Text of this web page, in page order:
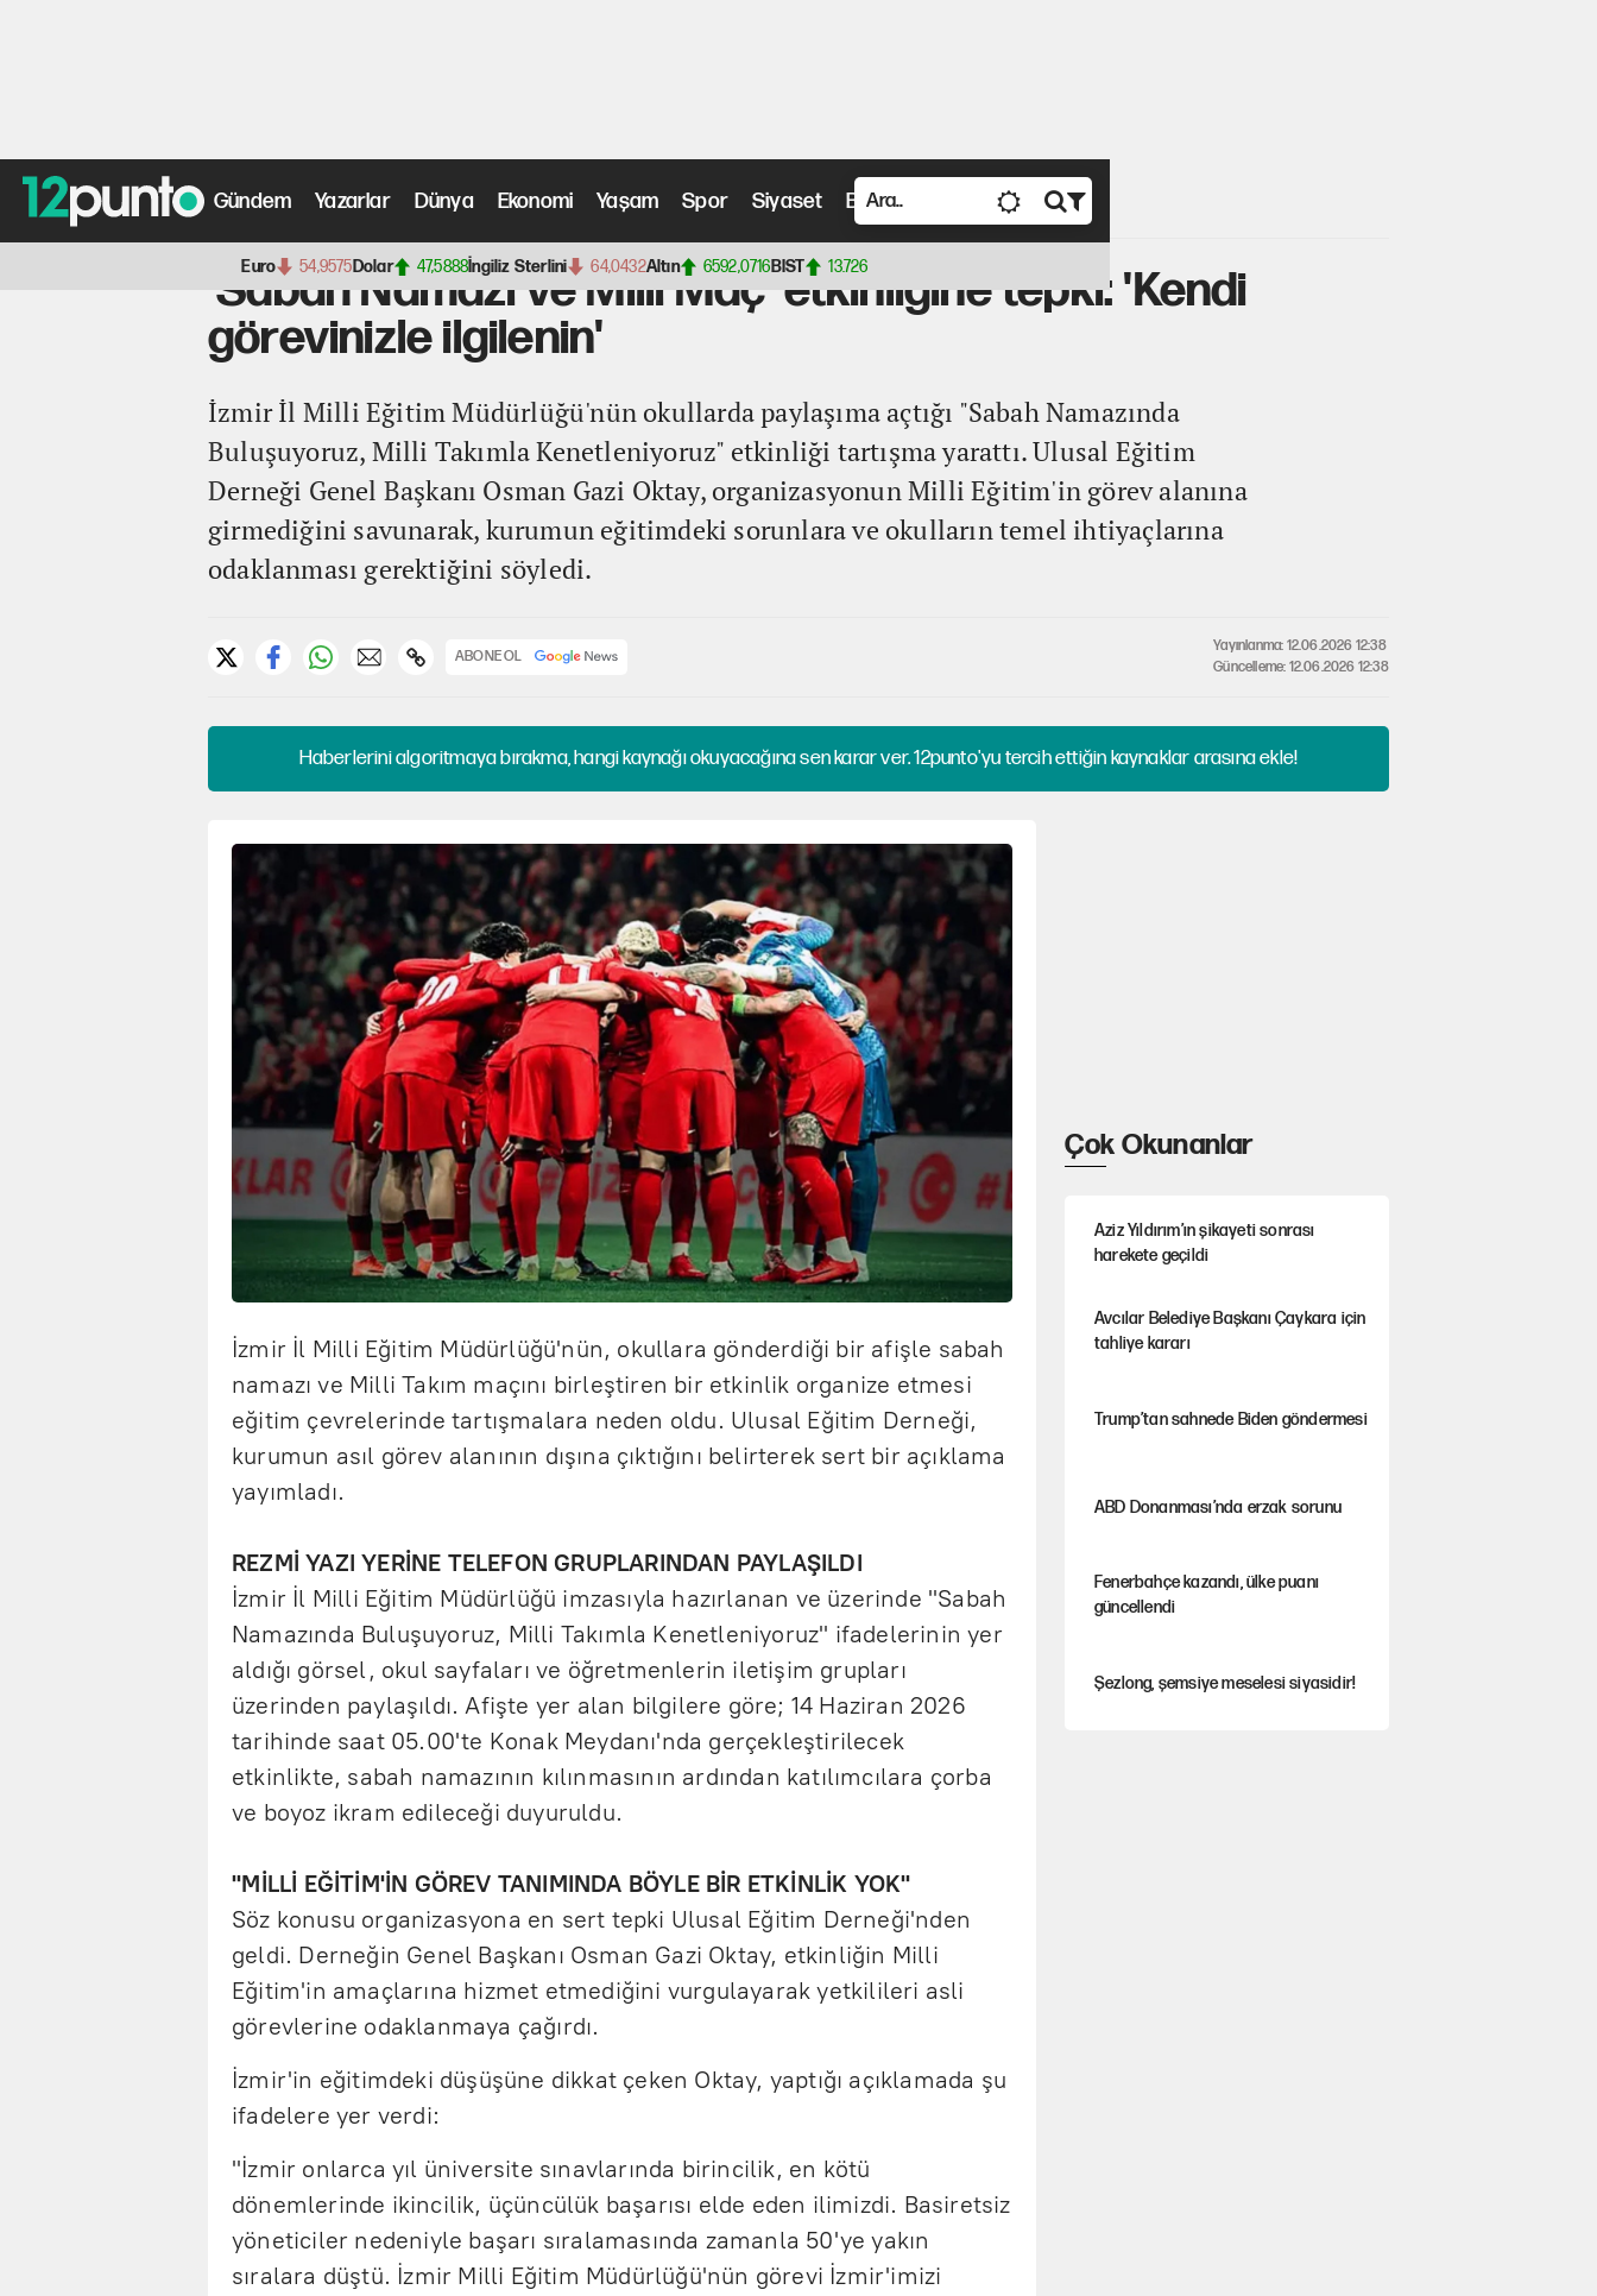
Gündem Yazarlar Dünya Ekonomi Yaşam Spor Siyaset Bilim ve Teknoloji Video
Euro 54,9575Dolar 47,5888İngiliz Sterlini 64,0432Altın 6592,0716BIST 13.726
Anasayfa>Gündem Haberleri> 'Sabah Namazı ve Milli Maç' etkinliğine tepki: 'Kendi görevinizle ilgilenin'
'Sabah Namazı ve Milli Maç' etkinliğine tepki: 'Kendi
görevinizle ilgilenin'
İzmir İl Milli Eğitim Müdürlüğü'nün okullarda paylaşıma açtığı "Sabah Namazında
Buluşuyoruz, Milli Takımla Kenetleniyoruz" etkinliği tartışma yarattı. Ulusal Eğitim
Derneği Genel Başkanı Osman Gazi Oktay, organizasyonun Milli Eğitim'in görev alanına
girmediğini savunarak, kurumun eğitimdeki sorunlara ve okulların temel ihtiyaçlarına
odaklanması gerektiğini söyledi.
ABONE OL
Yayınlanma: 12.06.2026 12:38
Güncelleme: 12.06.2026 12:38
Haberlerini algoritmaya bırakma, hangi kaynağı okuyacağına sen karar ver. 12punto'yu tercih ettiğin kaynaklar arasına ekle!
İzmir İl Milli Eğitim Müdürlüğü'nün, okullara gönderdiği bir afişle sabah
namazı ve Milli Takım maçını birleştiren bir etkinlik organize etmesi
eğitim çevrelerinde tartışmalara neden oldu. Ulusal Eğitim Derneği,
kurumun asıl görev alanının dışına çıktığını belirterek sert bir açıklama
yayımladı.
REZMİ YAZI YERİNE TELEFON GRUPLARINDAN PAYLAŞILDI
İzmir İl Milli Eğitim Müdürlüğü imzasıyla hazırlanan ve üzerinde "Sabah
Namazında Buluşuyoruz, Milli Takımla Kenetleniyoruz" ifadelerinin yer
aldığı görsel, okul sayfaları ve öğretmenlerin iletişim grupları
üzerinden paylaşıldı. Afişte yer alan bilgilere göre; 14 Haziran 2026
tarihinde saat 05.00'te Konak Meydanı'nda gerçekleştirilecek
etkinlikte, sabah namazının kılınmasının ardından katılımcılara çorba
ve boyoz ikram edileceği duyuruldu.
''MİLLİ EĞİTİM'İN GÖREV TANIMINDA BÖYLE BİR ETKİNLİK YOK''
Söz konusu organizasyona en sert tepki Ulusal Eğitim Derneği'nden
geldi. Derneğin Genel Başkanı Osman Gazi Oktay, etkinliğin Milli
Eğitim'in amaçlarına hizmet etmediğini vurgulayarak yetkilileri asli
görevlerine odaklanmaya çağırdı.
İzmir'in eğitimdeki düşüşüne dikkat çeken Oktay, yaptığı açıklamada şu
ifadelere yer verdi:
"İzmir onlarca yıl üniversite sınavlarında birincilik, en kötü
dönemlerinde ikincilik, üçüncülük başarısı elde eden ilimizdi. Basiretsiz
yöneticiler nedeniyle başarı sıralamasında zamanla 50'ye yakın
sıralara düştü. İzmir Milli Eğitim Müdürlüğü'nün görevi İzmir'imizi
Çok Okunanlar
Aziz Yıldırım’ın şikayeti sonrası
harekete geçildi
Avcılar Belediye Başkanı Çaykara için
tahliye kararı
Trump’tan sahnede Biden göndermesi
ABD Donanması’nda erzak sorunu
Fenerbahçe kazandı, ülke puanı
güncellendi
Şezlong, şemsiye meselesi siyasidir!